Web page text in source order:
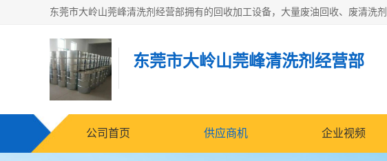
东莞市大岭山莞峰清洗剂经营部
公司首页 供应商机 企业视频